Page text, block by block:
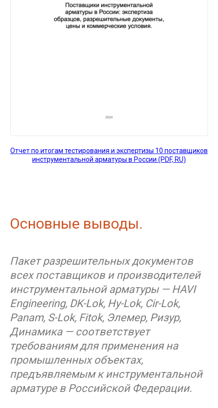
Отчет по итогам тестирования и экспертизы 10 поставщиков
инструментальной арматуры в России (PDF, RU)
Основные выводы.
Пакет разрешительных документов
всех поставщиков и производителей
инструментальной арматуры — HAVI
Engineering, DK-Lok, Hy-Lok, Cir-Lok,
Panam, S-Lok, Fitok, Элемер, Ризур,
Динамика — соответствует
требованиям для применения на
промышленных объектах,
предъявляемым к инструментальной
арматуре в Российской Федерации.